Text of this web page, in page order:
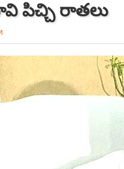
పిచ్చి రాత‌లు